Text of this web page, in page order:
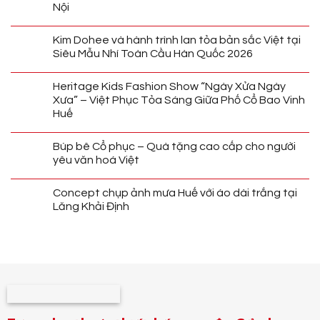
Nội
Kim Dohee và hành trình lan tỏa bản sắc Việt tại
Siêu Mẫu Nhí Toàn Cầu Hàn Quốc 2026
Heritage Kids Fashion Show “Ngày Xửa Ngày
Xưa” – Việt Phục Tỏa Sáng Giữa Phố Cổ Bao Vinh
Huế
Búp bê Cổ phục – Quà tặng cao cấp cho người
yêu văn hoá Việt
Concept chụp ảnh mưa Huế với áo dài trắng tại
Lăng Khải Định